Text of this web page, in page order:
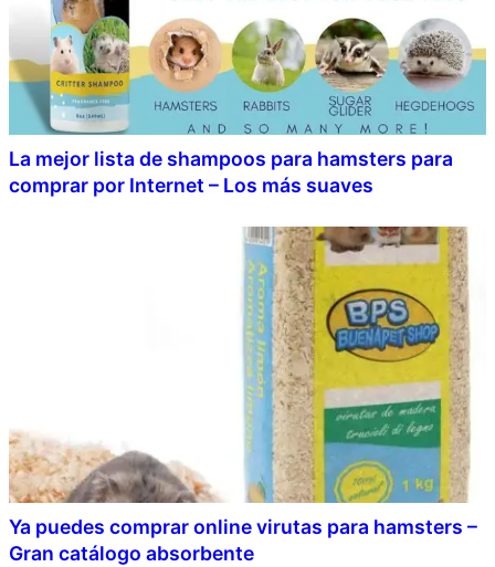
La mejor lista de shampoos para hamsters para
comprar por Internet – Los más suaves
Ya puedes comprar online virutas para hamsters –
Gran catálogo absorbente